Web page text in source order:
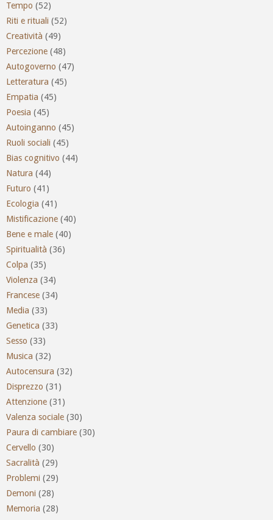
Tempo (52)
Riti e rituali (52)
Creatività (49)
Percezione (48)
Autogoverno (47)
Letteratura (45)
Empatia (45)
Poesia (45)
Autoinganno (45)
Ruoli sociali (45)
Bias cognitivo (44)
Natura (44)
Futuro (41)
Ecologia (41)
Mistificazione (40)
Bene e male (40)
Spiritualità (36)
Colpa (35)
Violenza (34)
Francese (34)
Media (33)
Genetica (33)
Sesso (33)
Musica (32)
Autocensura (32)
Disprezzo (31)
Attenzione (31)
Valenza sociale (30)
Paura di cambiare (30)
Cervello (30)
Sacralità (29)
Problemi (29)
Demoni (28)
Memoria (28)